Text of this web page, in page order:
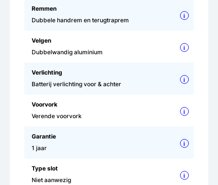
Remmen
Dubbele handrem en terugtraprem
i
Velgen
Dubbelwandig aluminium
i
Verlichting
Batterij verlichting voor & achter
i
Voorvork
Verende voorvork
i
Garantie
1 jaar
i
Type slot
Niet aanwezig
i